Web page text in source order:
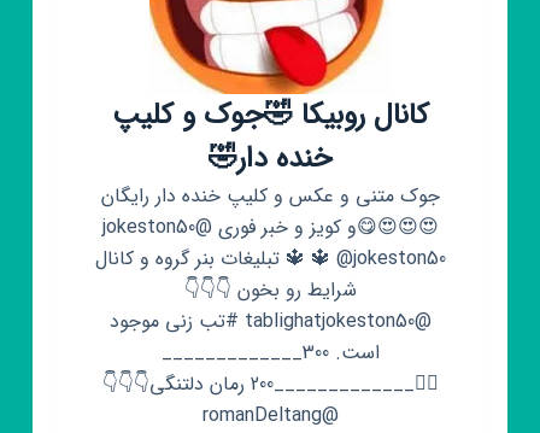
کانال روبیکا 🤣جوک و کلیپ
خنده دار🤣
جوک متنی و عکس و کلیپ خنده دار رایگان
😍😍😍😋و کویز و خبر فوری @jokeston50
🔱 @jokeston50 🔱 تبلیغات بنر گروه و کانال
شرایط رو بخون 👇👇👇
@tablighatjokeston50 #تب زنی موجود
است. 300_____________
🚴‍♂️_____________200 رمان دلتنگی👇👇👇
@romanDeltang